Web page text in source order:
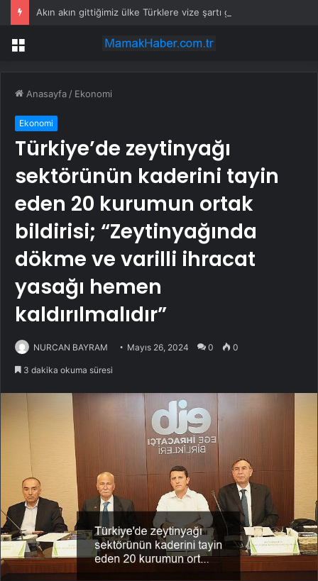
Akın akın gittiğimiz ülke Türklere vize şartı getiriyor
Menü
Anasayfa / Ekonomi
Ekonomi
Türkiye’de zeytinyağı
sektörünün kaderini tayin
eden 20 kurumun ortak
bildirisi; “Zeytinyağında
dökme ve varilli ihracat
yasağı hemen
kaldırılmalıdır”
NURCAN BAYRAM Mayıs 26, 2024 0 0
3 dakika okuma süresi